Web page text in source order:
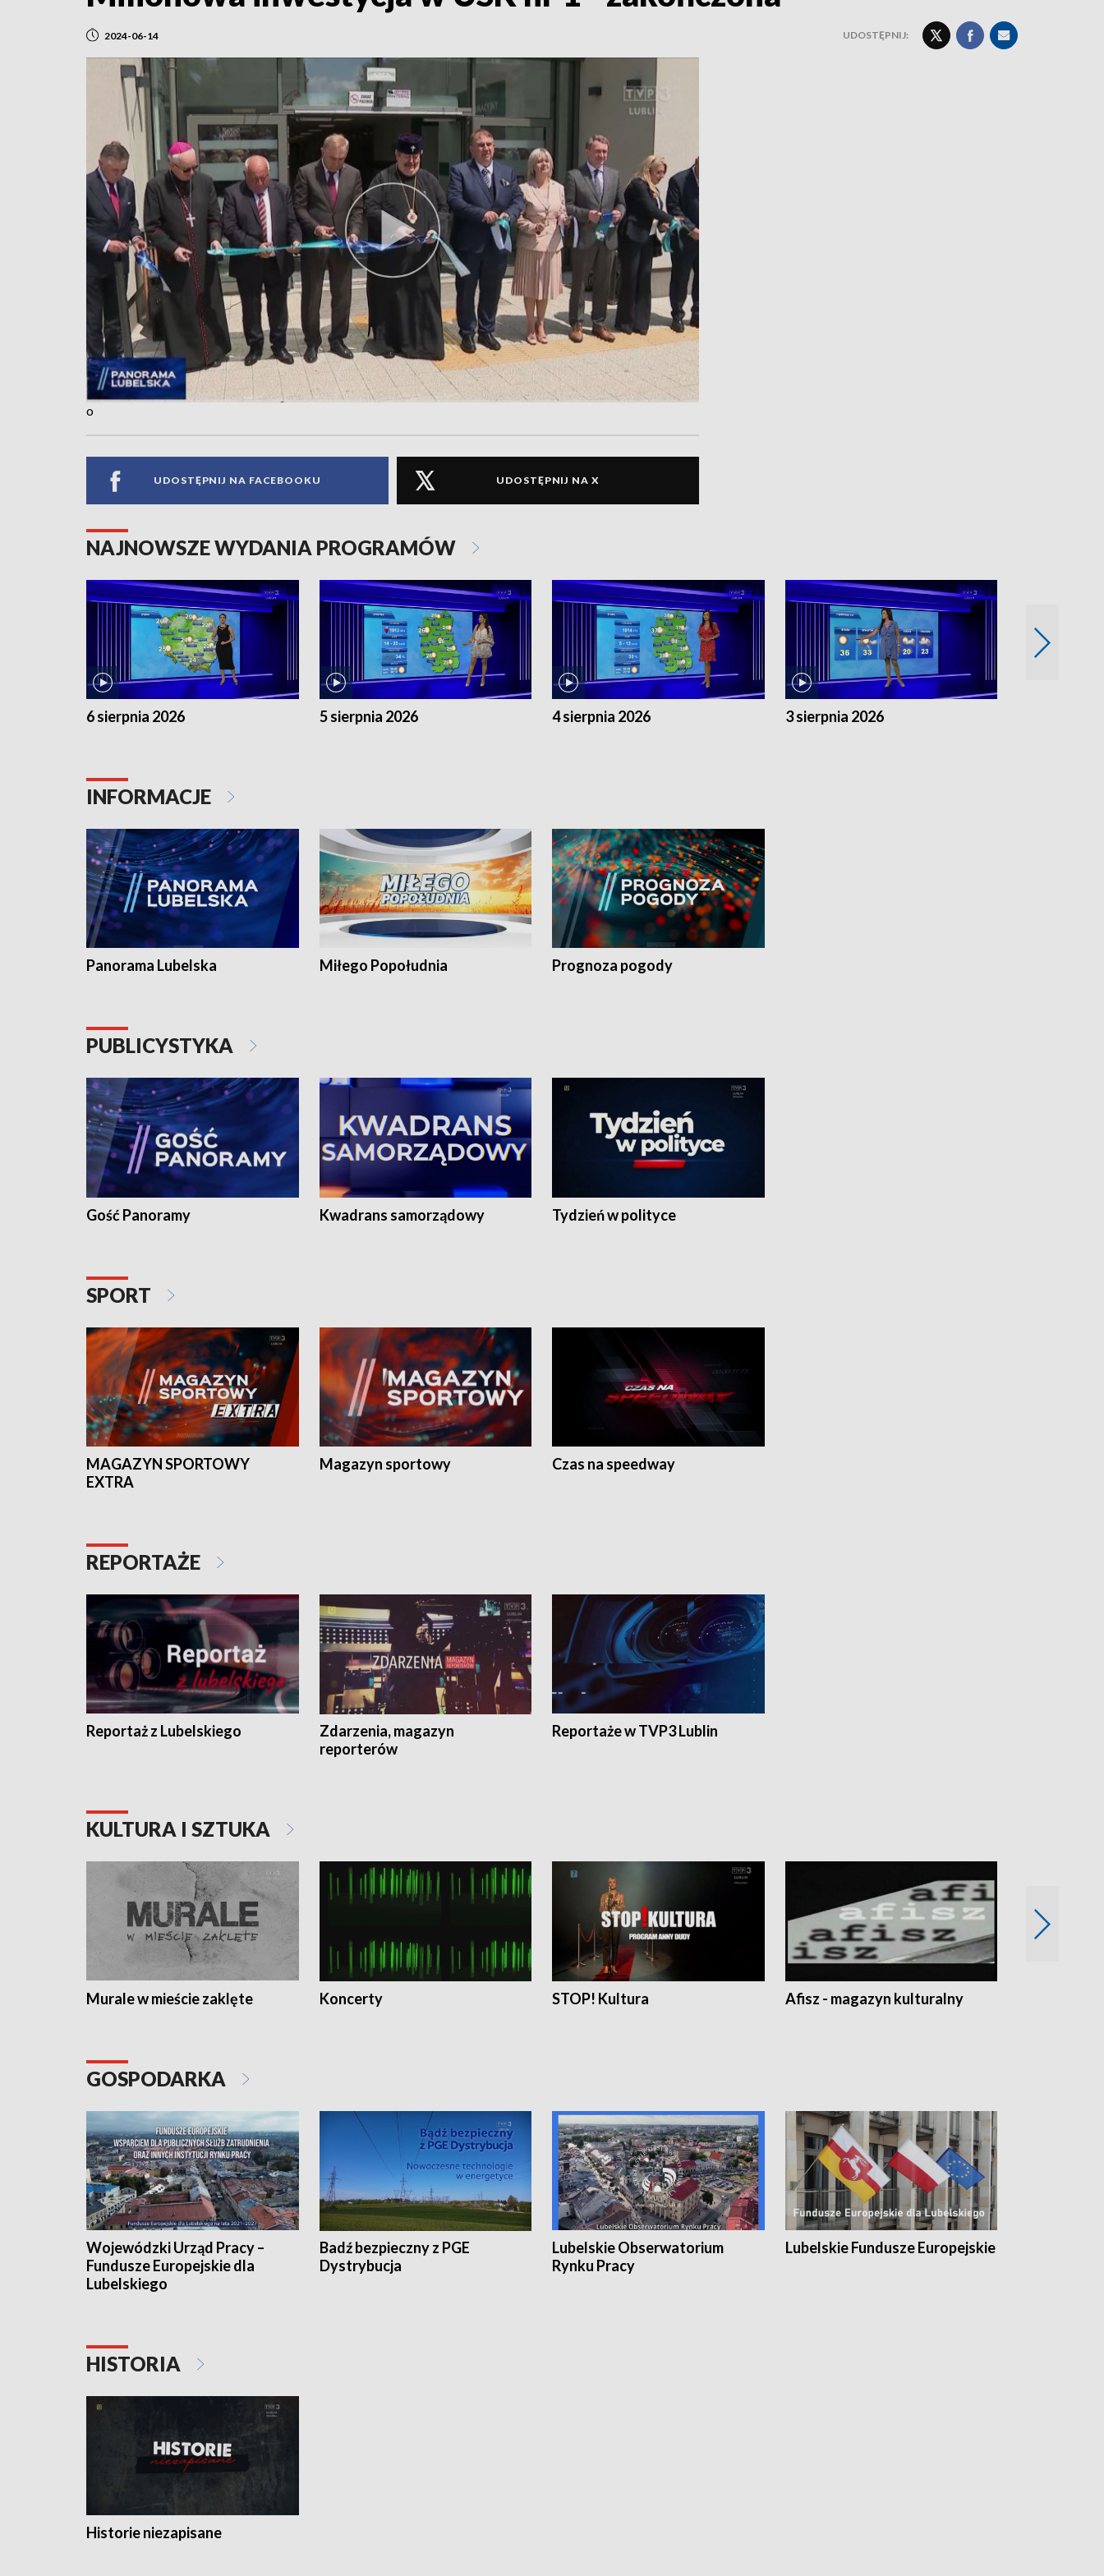
2024-06-14 UDOSTĘPNIJ:
o
UDOSTĘPNIJ NA FACEBOOKU UDOSTĘPNIJ NA X
NAJNOWSZE WYDANIA PROGRAMÓW
6 sierpnia 2026 5 sierpnia 2026 4 sierpnia 2026 3 sierpnia 2026
INFORMACJE
Panorama Lubelska Miłego Popołudnia Prognoza pogody
PUBLICYSTYKA
Gość Panoramy Kwadrans samorządowy Tydzień w polityce
SPORT
MAGAZYN SPORTOWY
EXTRA
Magazyn sportowy Czas na speedway
REPORTAŻE
Reportaż z Lubelskiego
Zdarzenia, magazyn
reporterów
Reportaże w TVP3 Lublin
KULTURA I SZTUKA
Murale w mieście zaklęte Koncerty STOP! Kultura Afisz - magazyn kulturalny
GOSPODARKA
Wojewódzki Urząd Pracy –
Fundusze Europejskie dla
Lubelskiego
Badź bezpieczny z PGE
Dystrybucja
Lubelskie Obserwatorium
Rynku Pracy
Lubelskie Fundusze Europejskie
HISTORIA
Historie niezapisane